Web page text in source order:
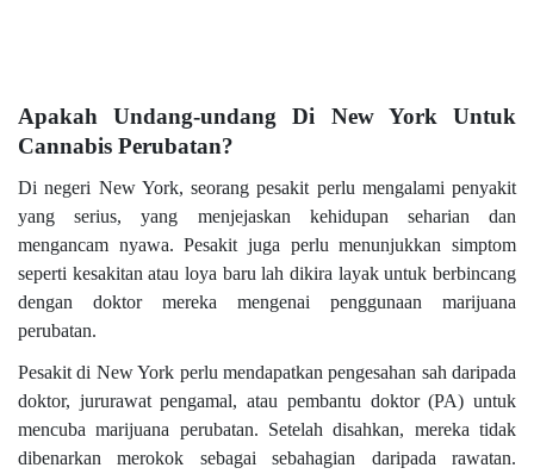
Apakah Undang-undang Di New York Untuk
Cannabis Perubatan?
Di negeri New York, seorang pesakit perlu mengalami penyakit
yang serius, yang menjejaskan kehidupan seharian dan
mengancam nyawa. Pesakit juga perlu menunjukkan simptom
seperti kesakitan atau loya baru lah dikira layak untuk berbincang
dengan doktor mereka mengenai penggunaan marijuana
perubatan.
Pesakit di New York perlu mendapatkan pengesahan sah daripada
doktor, jururawat pengamal, atau pembantu doktor (PA) untuk
mencuba marijuana perubatan. Setelah disahkan, mereka tidak
dibenarkan merokok sebagai sebahagian daripada rawatan.